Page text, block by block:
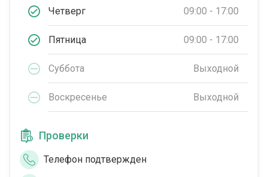
Четверг 09:00 - 17:00
Пятница 09:00 - 17:00
Суббота Выходной
Воскресенье Выходной
Проверки
Телефон подтвержден